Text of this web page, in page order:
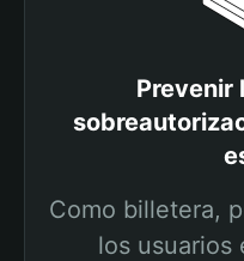
Prevenir
Como billetera,
los usuarios